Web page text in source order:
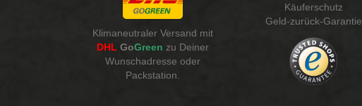
Klimaneutraler Versand mit
DHL GoGreen zu Deiner
Wunschadresse oder
Packstation.
Käuferschutz
Geld-zurück-Garantie